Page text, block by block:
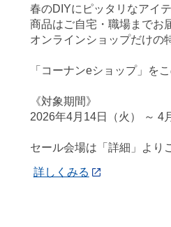
春のDIYにピッタリなアイ
商品はご自宅・職場までお
オンラインショップだけの
「コーナンeショップ」を
《対象期間》
2026年4月14日（火） ～ 4
セール会場は「詳細」より
詳しくみる